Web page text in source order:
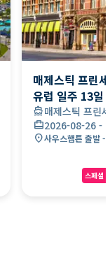
매제스틱 프린
유럽 일주 13일
directions_boat매제스틱 프린
card_travel2026-08-26 -
location_on사우스햄튼 출발 -
스페셜